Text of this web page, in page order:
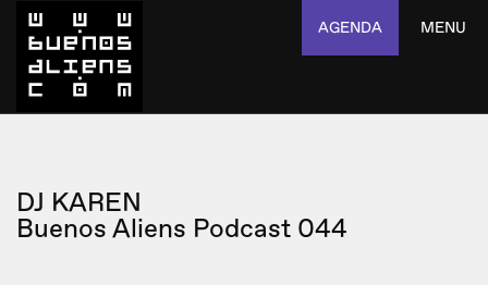
AGENDA MENU
DJ KAREN
Buenos Aliens Podcast 044